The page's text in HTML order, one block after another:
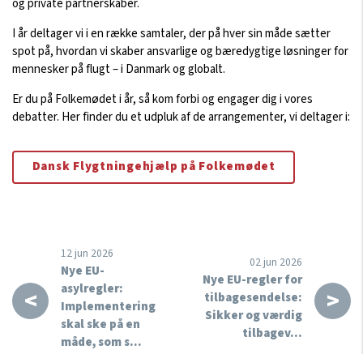
ogprivate partnerskaber.
I år deltager vi i en række samtaler, der på hver sin måde sætter
spot på, hvordan vi skaber ansvarlige og bæredygtige løsninger for
mennesker på flugt – i Danmark og globalt.
Er du på Folkemødet i år, så kom forbi og engager dig i vores
debatter. Her finder du et udpluk af de arrangementer, vi deltager i:
Dansk Flygtningehjælp på Folkemødet
<
12 jun 2026
Nye EU-
asylregler:
Implementering
skal ske på en
måde, som s…
>
02 jun 2026
Nye EU-regler for
tilbagesendelse:
Sikker og værdig
tilbagev…